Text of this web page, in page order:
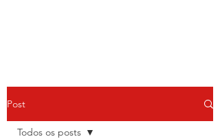
Post
Todos os posts